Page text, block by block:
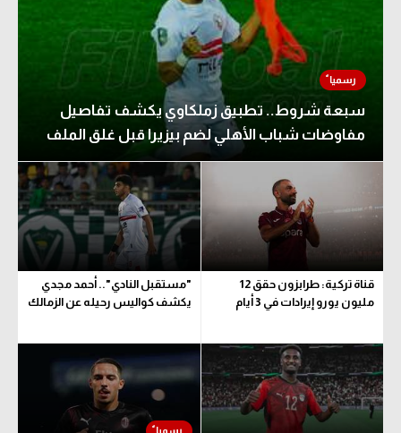
سبعة شروط.. تطبيق زملكاوي يكشف تفاصيل
مفاوضات شباب الأهلي لضم بيزيرا قبل غلق الملف
قناة تركية: طرابزون حقق 12
مليون يورو إيرادات في 3 أيام
"مستقبل النادي".. أحمد مجدي
يكشف كواليس رحيله عن الزمالك